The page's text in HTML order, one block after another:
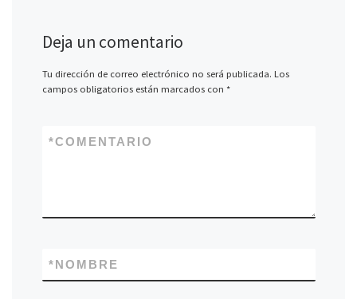
Deja un comentario
Tu dirección de correo electrónico no será publicada. Los
campos obligatorios están marcados con *
COMENTARIO
*
NOMBRE
*